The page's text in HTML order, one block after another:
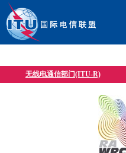
无线电通信部门(ITU-R)